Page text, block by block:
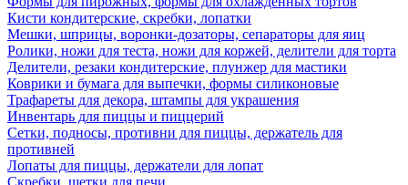
Кисти кондитерские, скребки, лопатки
Мешки, шприцы, воронки-дозаторы, сепараторы для яиц
Ролики, ножи для теста, ножи для коржей, делители для торта
Делители, резаки кондитерские, плунжер для мастики
Коврики и бумага для выпечки, формы силиконовые
Трафареты для декора, штампы для украшения
Инвентарь для пиццы и пиццерий
Сетки, подносы, противни для пиццы, держатель для
противней
Лопаты для пиццы, держатели для лопат
Скребки, щетки для печи